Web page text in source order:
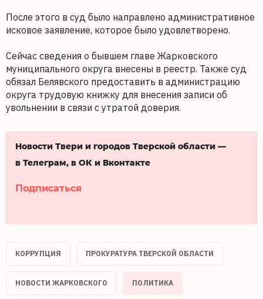
После этого в суд было направлено административное
исковое заявление, которое было удовлетворено.
Сейчас сведения о бывшем главе Жарковского
муниципального округа внесены в реестр. Также суд
обязал Белявского предоставить в администрацию
округа трудовую книжку для внесения записи об
увольнении в связи с утратой доверия.
Новости Твери и городов Тверской области —
в Телеграм, в ОК и Вконтакте
Подписаться
КОРРУПЦИЯ ПРОКУРАТУРА ТВЕРСКОЙ ОБЛАСТИ
НОВОСТИ ЖАРКОВСКОГО ПОЛИТИКА